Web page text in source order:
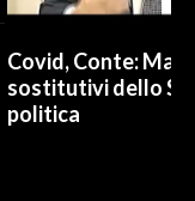
Covid, Conte: Mai
sostitutivi dello
politica